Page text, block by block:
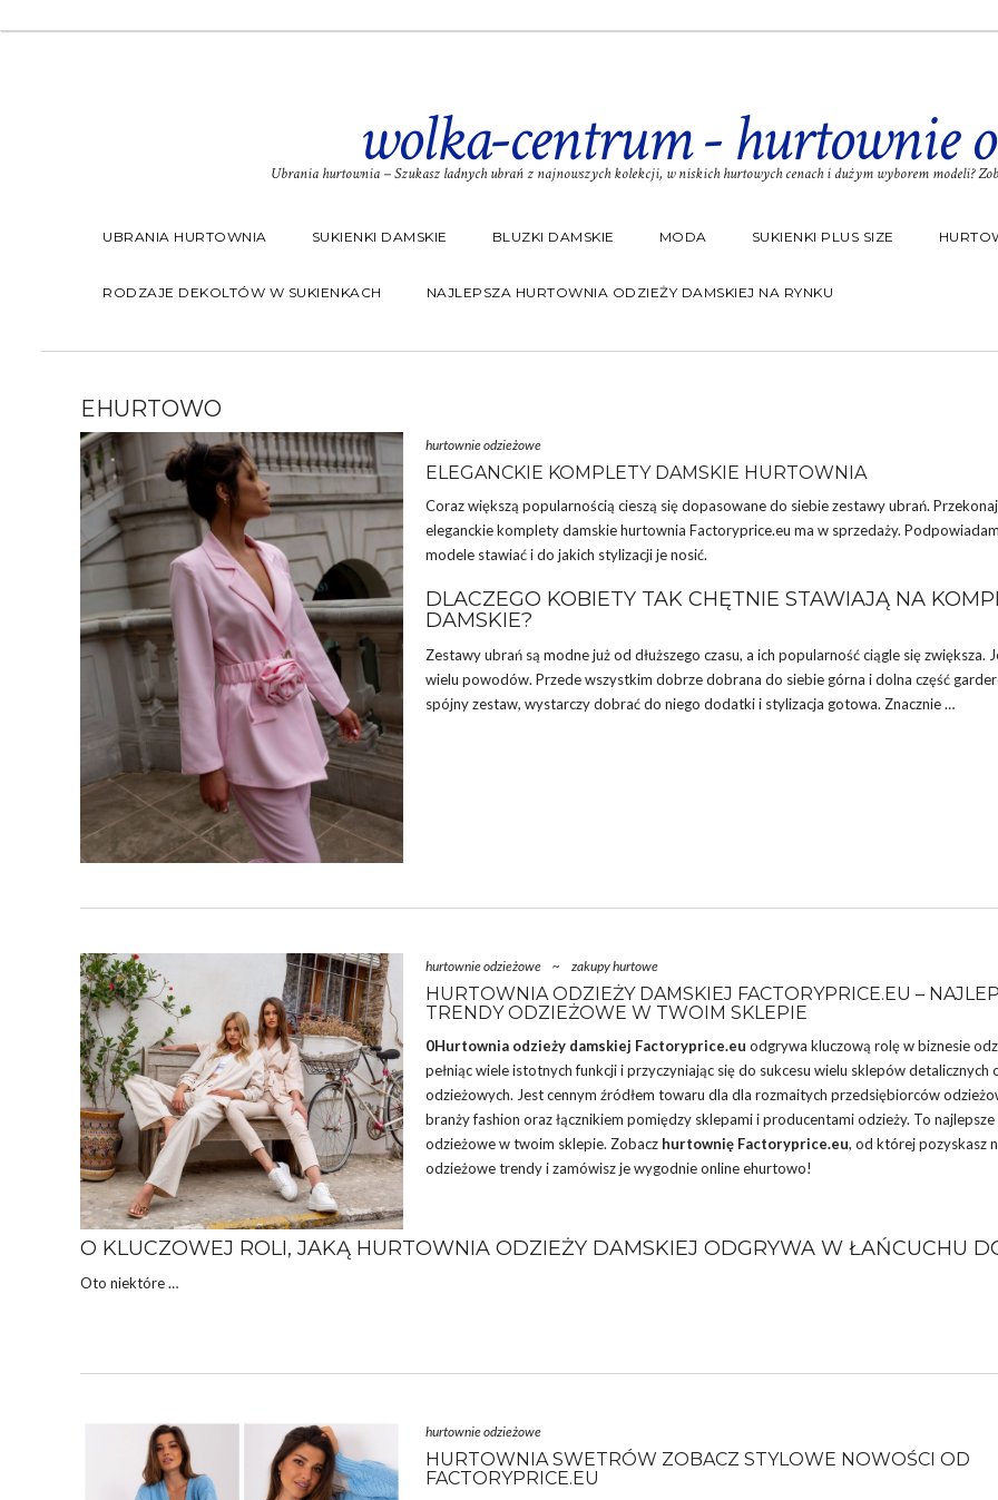
wolka-centrum - hurtownie
Ubrania hurtownia – Szukasz ładnych ubrań z najnowszych kolekcji, w niskich hurtowych cenach i dużym wyborem modeli?
UBRANIA HURTOWNIA SUKIENKI DAMSKIE BLUZKI DAMSKIE MODA SUKIENKI PLUS SIZE
RODZAJE DEKOLTÓW W SUKIENKACH NAJLEPSZA HURTOWNIA ODZIEŻY DAMSKIEJ NA RYNKU
EHURTOWO
hurtownie odzieżowe
ELEGANCKIE KOMPLETY DAMSKIE HURTOWNIA
Coraz większą popularnością cieszą się dopasowane do siebie zestawy ubrań.
eleganckie komplety damskie hurtownia Factoryprice.eu ma w sprzedaży.
modele stawiać i do jakich stylizacji je nosić.
DLACZEGO KOBIETY TAK CHĘTNIE STAWIAJĄ NA
DAMSKIE?
Zestawy ubrań są modne już od dłuższego czasu, a ich popularność ciągle się zwiększa.
wielu powodów. Przede wszystkim dobrze dobrana do siebie górna i dolna część
spójny zestaw, wystarczy dobrać do niego dodatki i stylizacja gotowa. Znacznie …
hurtownie odzieżowe ~ zakupy hurtowe
HURTOWNIA ODZIEŻY DAMSKIEJ FACTORYPRICE.EU –
TRENDY ODZIEŻOWE W TWOIM SKLEPIE
0Hurtownia odzieży damskiej Factoryprice.eu odgrywa kluczową rolę w biznesie
pełniąc wiele istotnych funkcji i przyczyniając się do sukcesu wielu sklepów detalicznych
odzieżowych. Jest cennym źródłem towaru dla dla rozmaitych przedsiębiorców
branży fashion oraz łącznikiem pomiędzy sklepami i producentami odzieży. To
odzieżowe w twoim sklepie. Zobacz hurtownię Factoryprice.eu, od której pozyskasz
odzieżowe trendy i zamówisz je wygodnie onlineehurtowo!
O KLUCZOWEJ ROLI, JAKĄ HURTOWNIA ODZIEŻY DAMSKIEJ ODGRYWA W ŁAŃCUCHU
Oto niektóre …
hurtownie odzieżowe
HURTOWNIA SWETRÓW ZOBACZ STYLOWE NOWOŚCI OD
FACTORYPRICE.EU